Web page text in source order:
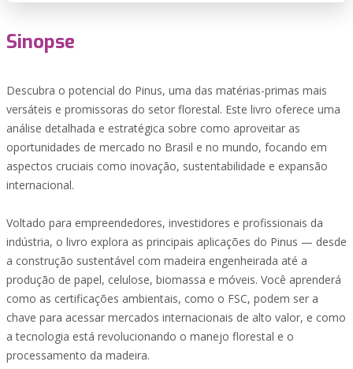
Sinopse
Descubra o potencial do Pinus, uma das matérias-primas mais
versáteis e promissoras do setor florestal. Este livro oferece uma
análise detalhada e estratégica sobre como aproveitar as
oportunidades de mercado no Brasil e no mundo, focando em
aspectos cruciais como inovação, sustentabilidade e expansão
internacional.
Voltado para empreendedores, investidores e profissionais da
indústria, o livro explora as principais aplicações do Pinus — desde
a construção sustentável com madeira engenheirada até a
produção de papel, celulose, biomassa e móveis. Você aprenderá
como as certificações ambientais, como o FSC, podem ser a
chave para acessar mercados internacionais de alto valor, e como
a tecnologia está revolucionando o manejo florestal e o
processamento da madeira.